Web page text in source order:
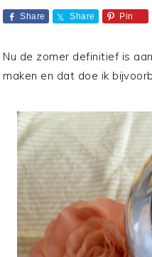
Share Share Pin
Nu de zomer definitief is
maken en dat doe ik